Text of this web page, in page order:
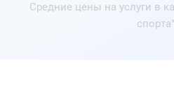
Средние цены на услуги в